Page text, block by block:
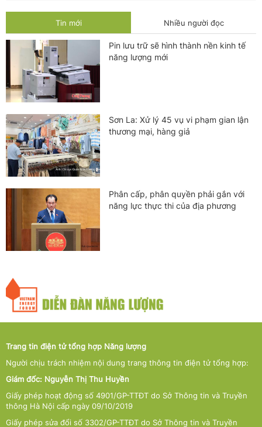
Tin mới Nhiều người đọc
Pin lưu trữ sẽ hình thành nền kinh tế
năng lượng mới
Sơn La: Xử lý 45 vụ vi phạm gian lận
thương mại, hàng giả
Phân cấp, phân quyền phải gắn với
năng lực thực thi của địa phương
Trang tin điện tử tổng hợp Năng lượng
Người chịu trách nhiệm nội dung trang thông tin điện tử tổng hợp:
Giám đốc: Nguyễn Thị Thu Huyền
Giấy phép hoạt động số 4901/GP-TTĐT do Sở Thông tin và Truyền
thông Hà Nội cấp ngày 09/10/2019
Giấy phép sửa đổi số 3302/GP-TTĐT do Sở Thông tin và Truyền